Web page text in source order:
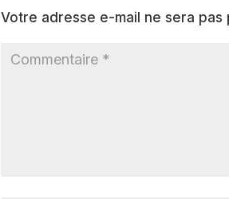
Votre adresse e-mail ne sera pas